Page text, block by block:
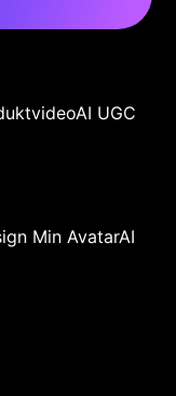
AI UGC
Min AvatarAI